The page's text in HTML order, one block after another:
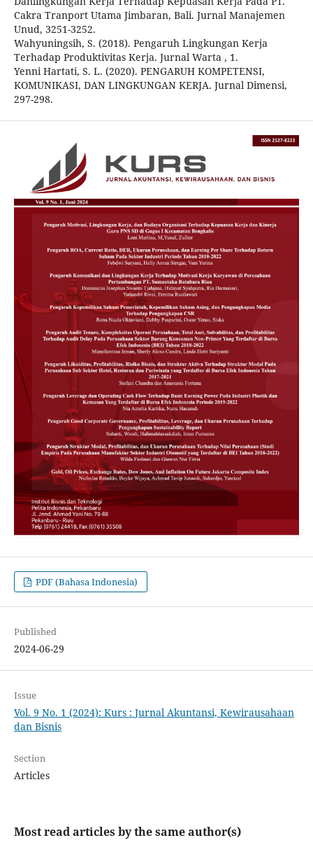
Cakra Tranport Utama Jimbaran, Bali. Jurnal Manajemen
Unud, 3251-3252.
Wahyuningsih, S. (2018). Pengaruh Lingkungan Kerja
Terhadap Produktivitas Kerja. Jurnal Warta , 1.
Yenni Hartati, S. L. (2020). PENGARUH KOMPETENSI,
KOMUNIKASI, DAN LINGKUNGAN KERJA. Jurnal Dimensi,
297-298.
PDF (Bahasa Indonesia)
Published
2024-06-29
Issue
Vol. 9 No. 1 (2024): Kurs : Jurnal Akuntansi, Kewirausahaan
dan Bisnis
Section
Articles
Most read articles by the same author(s)